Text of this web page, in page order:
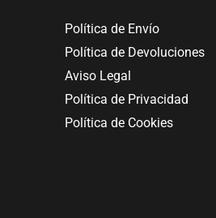
Política de Envío
Política de Devoluciones
Aviso Legal
Política de Privacidad
Política de Cookies